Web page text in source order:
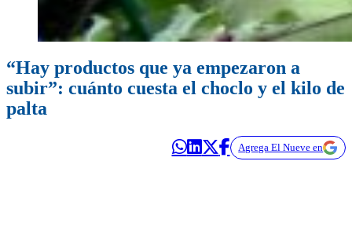
“Hay productos que ya empezaron a
subir”: cuánto cuesta el choclo y el kilo de
palta
Agrega El Nueve en